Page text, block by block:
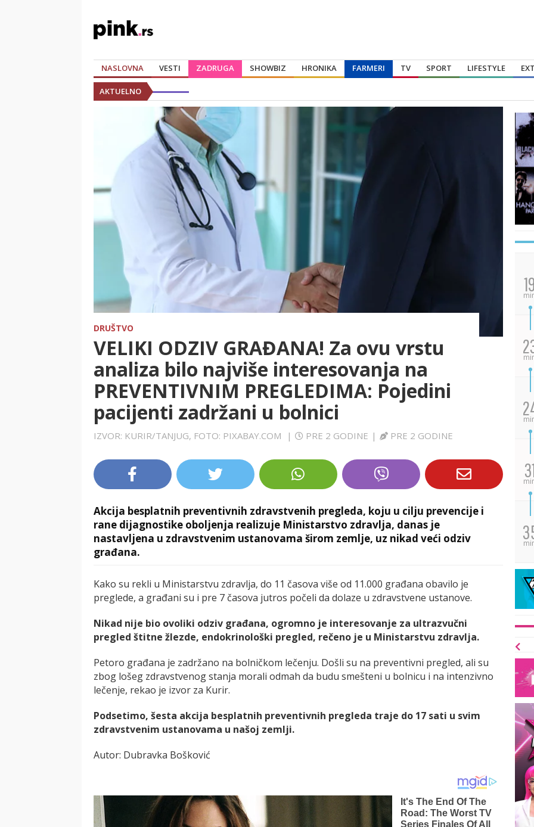
NASLOVNA VESTI ZADRUGA SHOWBIZ HRONIKA FARMERI TV SPORT LIFESTYLE
AKTUELNO
DRUŠTVO
VELIKI ODZIV GRAĐANA! Za ovu vrstu
analiza bilo najviše interesovanja na
PREVENTIVNIM PREGLEDIMA: Pojedini
pacijenti zadržani u bolnici
IZVOR: KURIR/TANJUG, FOTO: PIXABAY.COM | PRE 2 GODINE | PRE 2 GODINE
Akcija besplatnih preventivnih zdravstvenih pregleda, koju u cilju prevencije i
rane dijagnostike oboljenja realizuje Ministarstvo zdravlja, danas je
nastavljena u zdravstvenim ustanovama širom zemlje, uz nikad veći odziv
građana.
Kako su rekli u Ministarstvu zdravlja, do 11 časova više od 11.000 građana obavilo je
preglede, a građani su i pre 7 časova jutros počeli da dolaze u zdravstvene ustanove.
Nikad nije bio ovoliki odziv građana, ogromno je interesovanje za ultrazvučni
pregled štitne žlezde, endokrinološki pregled, rečeno je u Ministarstvu zdravlja.
Petoro građana je zadržano na bolničkom lečenju. Došli su na preventivni pregled, ali su
zbog lošeg zdravstvenog stanja morali odmah da budu smešteni u bolnicu i na intenzivno
lečenje, rekao je izvor za Kurir.
Podsetimo, šesta akcija besplatnih preventivnih pregleda traje do 17 sati u svim
zdravstvenim ustanovama u našoj zemlji.
Autor: Dubravka Bošković
19